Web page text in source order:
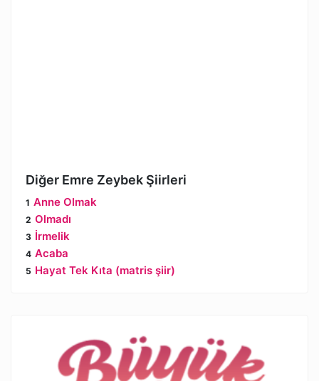
Diğer Emre Zeybek Şiirleri
Anne Olmak
Olmadı
İrmelik
Acaba
Hayat Tek Kıta (matris şiir)